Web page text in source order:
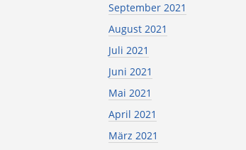
September 2021
August 2021
Juli 2021
Juni 2021
Mai 2021
April 2021
März 2021